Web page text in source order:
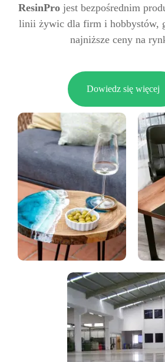
ResinPro jest bezpośrednim
linii żywic dla firm i hobbystów,
najniższe ceny na
Dowiedz się więcej